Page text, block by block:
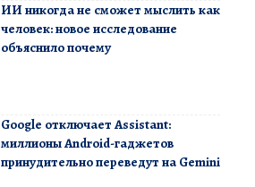
ИИ никогда не сможет мыслить как
человек: новое исследование
объяснило почему
Google отключает Assistant:
миллионы Android-гаджетов
принудительно переведут на Gemini